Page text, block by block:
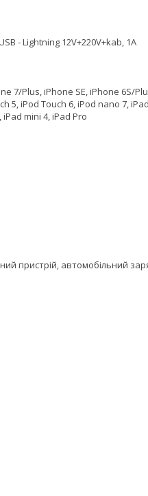
- Lightning 12V+220V+kab, 1A
7/Plus, iPhone SE, iPhone 6S/
5, iPod Touch 6, iPod nano 7,
mini 4, iPad Pro
пристрій, автомобільний